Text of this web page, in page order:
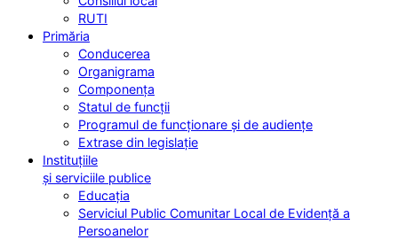
RUTI
Primăria
Conducerea
Organigrama
Componența
Statul de funcții
Programul de funcționare și de audiențe
Extrase din legislație
Instituțiile
și serviciile publice
Educația
Serviciul Public Comunitar Local de Evidență a
Persoanelor